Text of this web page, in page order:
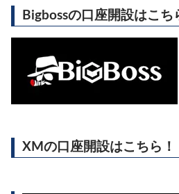
Bigbossの口座開設はこち
XMの口座開設はこちら！